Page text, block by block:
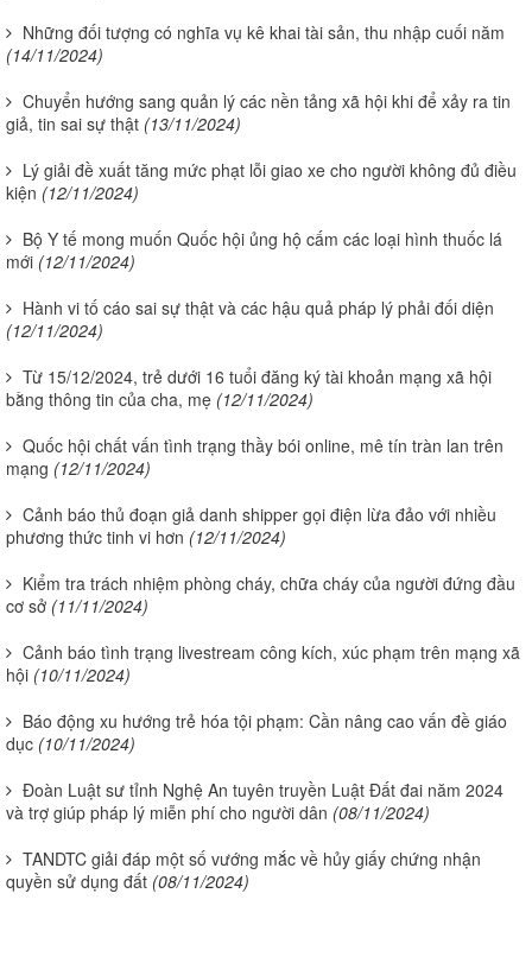
Những đối tượng có nghĩa vụ kê khai tài sản, thu nhập cuối năm
(14/11/2024)
Chuyển hướng sang quản lý các nền tảng xã hội khi để xảy ra tin
giả, tin sai sự thật (13/11/2024)
Lý giải đề xuất tăng mức phạt lỗi giao xe cho người không đủ điều
kiện (12/11/2024)
Bộ Y tế mong muốn Quốc hội ủng hộ cấm các loại hình thuốc lá
mới (12/11/2024)
Hành vi tố cáo sai sự thật và các hậu quả pháp lý phải đối diện
(12/11/2024)
Từ 15/12/2024, trẻ dưới 16 tuổi đăng ký tài khoản mạng xã hội
bằng thông tin của cha, mẹ (12/11/2024)
Quốc hội chất vấn tình trạng thầy bói online, mê tín tràn lan trên
mạng (12/11/2024)
Cảnh báo thủ đoạn giả danh shipper gọi điện lừa đảo với nhiều
phương thức tinh vi hơn (12/11/2024)
Kiểm tra trách nhiệm phòng cháy, chữa cháy của người đứng đầu
cơ sở (11/11/2024)
Cảnh báo tình trạng livestream công kích, xúc phạm trên mạng xã
hội (10/11/2024)
Báo động xu hướng trẻ hóa tội phạm: Cần nâng cao vấn đề giáo
dục (10/11/2024)
Đoàn Luật sư tỉnh Nghệ An tuyên truyền Luật Đất đai năm 2024
và trợ giúp pháp lý miễn phí cho người dân (08/11/2024)
TANDTC giải đáp một số vướng mắc về hủy giấy chứng nhận
quyền sử dụng đất (08/11/2024)